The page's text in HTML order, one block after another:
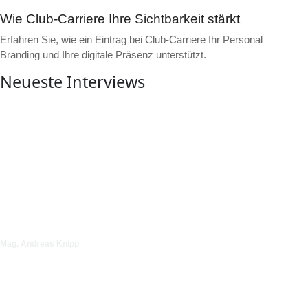
Wie Club-Carriere Ihre Sichtbarkeit stärkt
Erfahren Sie, wie ein Eintrag bei Club-Carriere Ihr Personal
Branding und Ihre digitale Präsenz unterstützt.
▶
Neueste Interviews